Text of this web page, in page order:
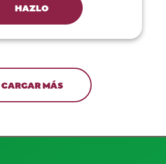
HAZLO
CARGAR MÁS